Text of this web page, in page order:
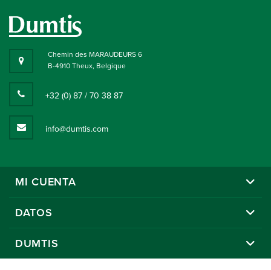
Chemin des MARAUDEURS 6
B-4910 Theux, Belgique
+32 (0) 87 / 70 38 87
info@dumtis.com
MI CUENTA
DATOS
DUMTIS